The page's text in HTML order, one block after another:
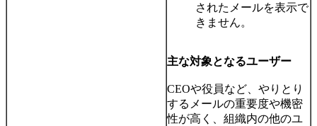
されたメールを表示で
きません。
主な対象となるユーザー
CEOや役員など、やりとり
するメールの重要度や機密
性が高く、組織内の他のユ